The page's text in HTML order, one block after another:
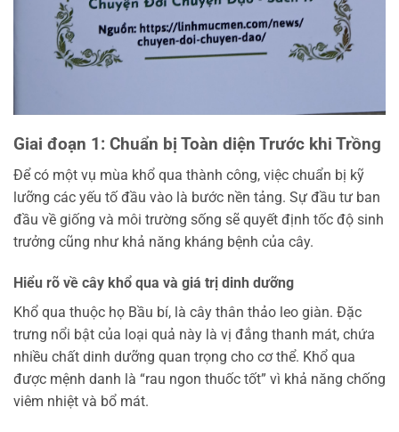
Giai đoạn 1: Chuẩn bị Toàn diện Trước khi Trồng
Để có một vụ mùa khổ qua thành công, việc chuẩn bị kỹ
lưỡng các yếu tố đầu vào là bước nền tảng. Sự đầu tư ban
đầu về giống và môi trường sống sẽ quyết định tốc độ sinh
trưởng cũng như khả năng kháng bệnh của cây.
Hiểu rõ về cây khổ qua và giá trị dinh dưỡng
Khổ qua thuộc họ Bầu bí, là cây thân thảo leo giàn. Đặc
trưng nổi bật của loại quả này là vị đắng thanh mát, chứa
nhiều chất dinh dưỡng quan trọng cho cơ thể. Khổ qua
được mệnh danh là “rau ngon thuốc tốt” vì khả năng chống
viêm nhiệt và bổ mát.